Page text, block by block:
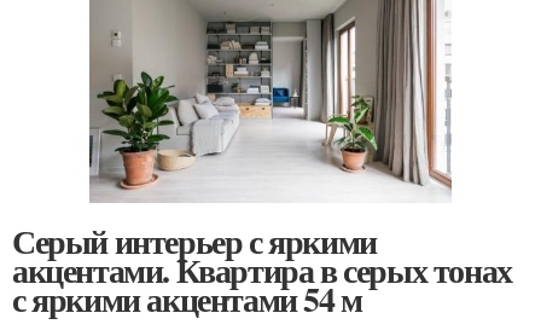
Серый интерьер с яркими
акцентами. Квартира в серых тонах
с яркими акцентами 54 м